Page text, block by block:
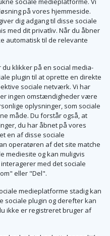
på vores hjemmeside.
dig adgang til disse sociale
med dit privatliv. Når du åbner
automatisk til de relevante
klikker på en social media-
plugin til at oprette en direkte
sociale netværk. Vi har
ingen omstændigheder være
oplysninger, som sociale
måde. Du forstår også, at
du har åbnet på vores
en af disse sociale
operatøren af det site matche
mediesite og kan muligvis
med det sociale
eller "Del".
medieplatforme stadig kan
sociale plugin og derefter kan
ikke er registreret bruger af